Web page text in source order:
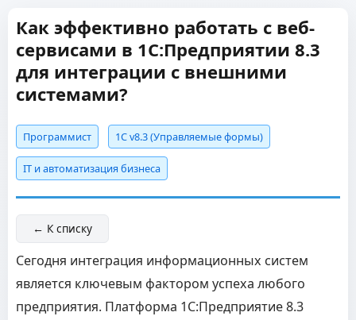
Как эффективно работать с веб-
сервисами в 1С:Предприятии 8.3
для интеграции с внешними
системами?
Программист 1С v8.3 (Управляемые формы)
IT и автоматизация бизнеса
← К списку
Сегодня интеграция информационных систем
является ключевым фактором успеха любого
предприятия. Платформа 1С:Предприятие 8.3